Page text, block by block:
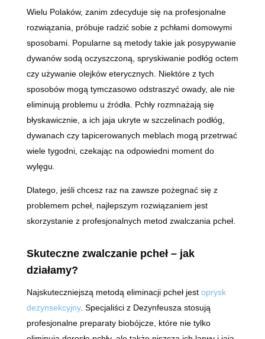
Wielu Polaków, zanim zdecyduje się na profesjonalne
rozwiązania, próbuje radzić sobie z pchłami domowymi
sposobami. Popularne są metody takie jak posypywanie
dywanów sodą oczyszczoną, spryskiwanie podłóg octem
czy używanie olejków eterycznych. Niektóre z tych
sposobów mogą tymczasowo odstraszyć owady, ale nie
eliminują problemu u źródła. Pchły rozmnażają się
błyskawicznie, a ich jaja ukryte w szczelinach podłóg,
dywanach czy tapicerowanych meblach mogą przetrwać
wiele tygodni, czekając na odpowiedni moment do
wylęgu.
Dlatego, jeśli chcesz raz na zawsze pożegnać się z
problemem pcheł, najlepszym rozwiązaniem jest
skorzystanie z profesjonalnych metod zwalczania pcheł.
Skuteczne zwalczanie pcheł – jak
działamy?
Najskuteczniejszą metodą eliminacji pcheł jest oprysk
dezynsekcyjny. Specjaliści z Dezynfeusza stosują
profesjonalne preparaty biobójcze, które nie tylko